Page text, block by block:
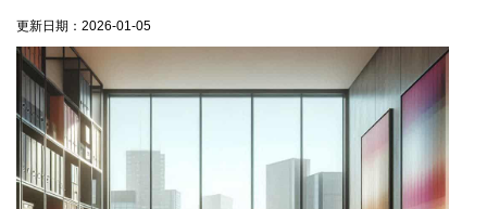
更新日期： 2026-01-05